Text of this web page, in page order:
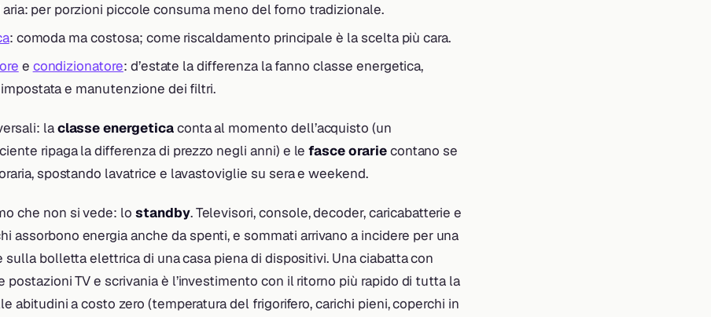
aria: per porzioni piccole consuma meno del forno tradizionale.
: comoda ma costosa; come riscaldamento principale è la scelta più cara.
e condizionatore: d’estate la differenza la fanno classe energetica,
e manutenzione dei filtri.
laclasse energeticaconta al momento dell’acquisto (un
ripaga la differenza di prezzo negli anni) e lefasce orariecontano se
spostando lavatrice e lavastoviglie su sera e weekend.
che non si vede: lostandby. Televisori, console, decoder, caricabatterie e
assorbono energia anche da spenti, e sommati arrivano a incidere per una
sulla bolletta elettrica di una casa piena di dispositivi. Una ciabatta con
TV e scrivania è l’investimento con il ritorno più rapido di tutta la
abitudini a costo zero (temperatura del frigorifero, carichi pieni, coperchi in